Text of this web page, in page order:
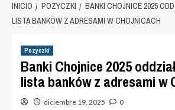
INICIO POZYCZKI
BANKI CHOJNICE 2025
LISTA BANKÓW Z ADRESAMI W CHOJNICACH
Pozyczki
Banki Chojnice 2025
lista banków z adresami w
diciembre 19, 2025 0